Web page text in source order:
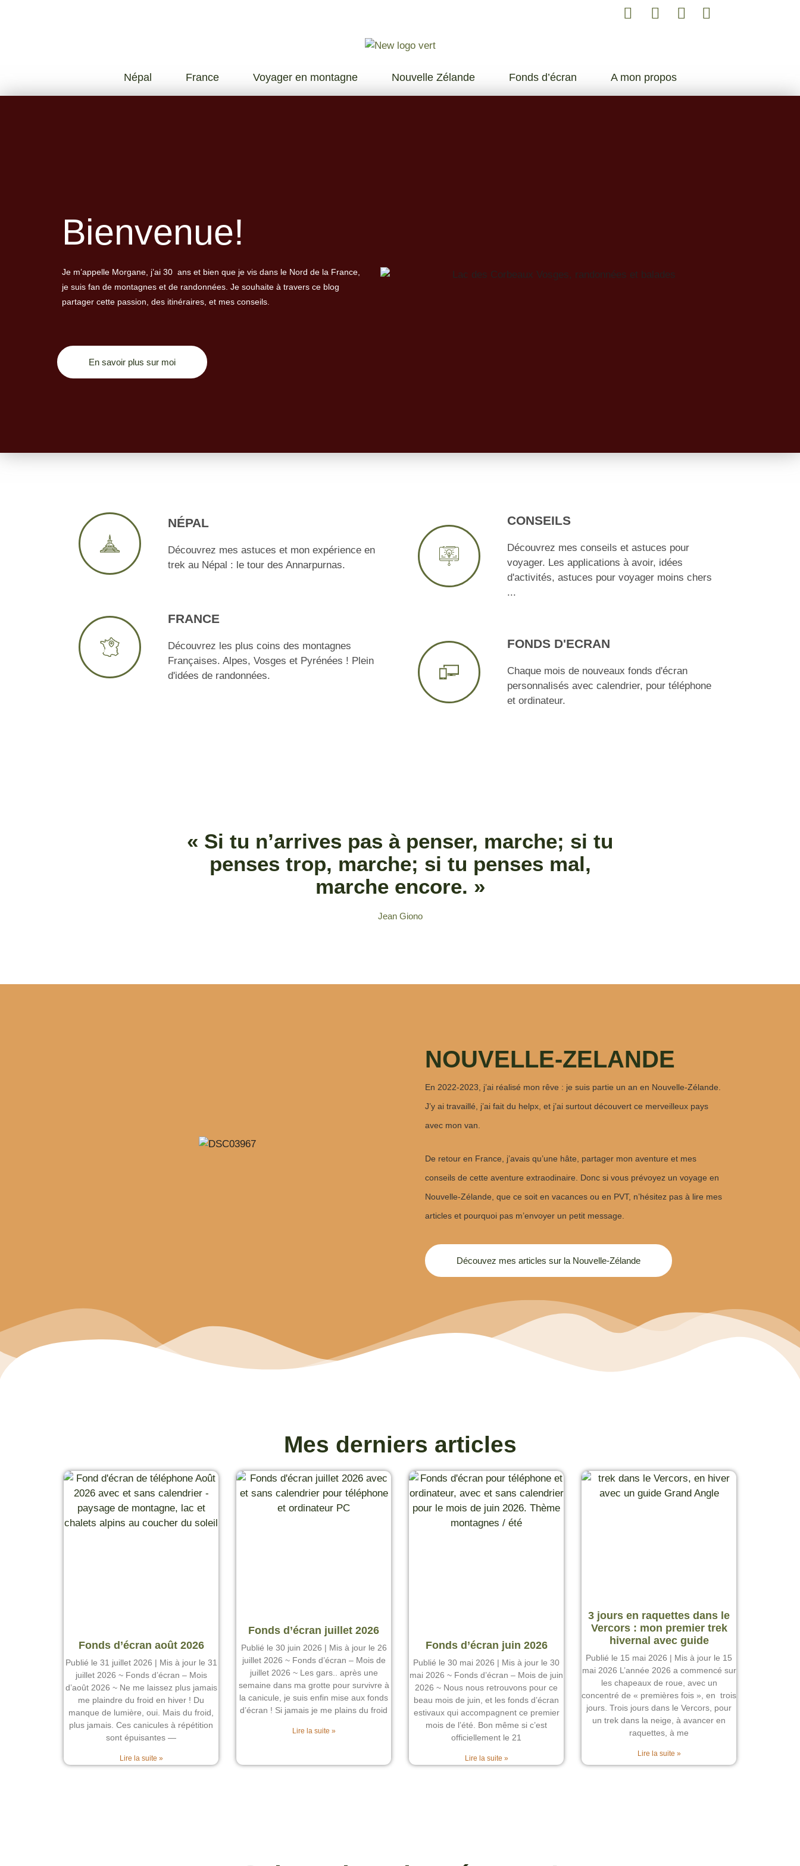
Népal France Voyager en montagne Nouvelle Zélande Fonds d’écran A mon propos
Bienvenue!
Je m’appelle Morgane, j’ai 30 ans et bien que je vis dans le Nord de la France,
je suis fan de montagnes et de randonnées. Je souhaite à travers ce blog
partager cette passion, des itinéraires, et mes conseils.
En savoir plus sur moi
NÉPAL
Découvrez mes astuces et mon expérience en
trek au Népal : le tour des Annarpurnas.
FRANCE
Découvrez les plus coins des montagnes
Françaises. Alpes, Vosges et Pyrénées ! Plein
d'idées de randonnées.
CONSEILS
Découvrez mes conseils et astuces pour
voyager. Les applications à avoir, idées
d'activités, astuces pour voyager moins chers
...
FONDS D'ECRAN
Chaque mois de nouveaux fonds d'écran
personnalisés avec calendrier, pour téléphone
et ordinateur.
« Si tu n’arrives pas à penser, marche; si tu
penses trop, marche; si tu penses mal,
marche encore. »
Jean Giono
NOUVELLE-ZELANDE
En 2022-2023, j’ai réalisé mon rêve : je suis partie un an en Nouvelle-Zélande.
J’y ai travaillé, j’ai fait du helpx, et j’ai surtout découvert ce merveilleux pays
avec mon van.
De retour en France, j’avais qu’une hâte, partager mon aventure et mes
conseils de cette aventure extraodinaire. Donc si vous prévoyez un voyage en
Nouvelle-Zélande, que ce soit en vacances ou en PVT, n’hésitez pas à lire mes
articles et pourquoi pas m’envoyer un petit message.
Découvez mes articles sur la Nouvelle-Zélande
Mes derniers articles
Fonds d’écran août 2026
Publié le 31 juillet 2026 | Mis à jour le 31
juillet 2026 ~ Fonds d’écran – Mois
d’août 2026 ~ Ne me laissez plus jamais
me plaindre du froid en hiver ! Du
manque de lumière, oui. Mais du froid,
plus jamais. Ces canicules à répétition
sont épuisantes —
Lire la suite »
Fonds d’écran juillet 2026
Publié le 30 juin 2026 | Mis à jour le 26
juillet 2026 ~ Fonds d’écran – Mois de
juillet 2026 ~ Les gars.. après une
semaine dans ma grotte pour survivre à
la canicule, je suis enfin mise aux fonds
d’écran ! Si jamais je me plains du froid
Lire la suite »
Fonds d’écran juin 2026
Publié le 30 mai 2026 | Mis à jour le 30
mai 2026 ~ Fonds d’écran – Mois de juin
2026 ~ Nous nous retrouvons pour ce
beau mois de juin, et les fonds d’écran
estivaux qui accompagnent ce premier
mois de l’été. Bon même si c’est
officiellement le 21
Lire la suite »
3 jours en raquettes dans le
Vercors : mon premier trek
hivernal avec guide
Publié le 15 mai 2026 | Mis à jour le 15
mai 2026 L’année 2026 a commencé sur
les chapeaux de roue, avec un
concentré de « premières fois », en trois
jours. Trois jours dans le Vercors, pour
un trek dans la neige, à avancer en
raquettes, à me
Lire la suite »